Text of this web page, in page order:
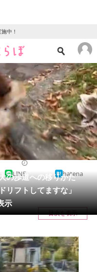
中！
ース
ズ
・育児
ーチ
の歩道への移りかた
リフトしてますな」
示
LINE hatena
目次を表示